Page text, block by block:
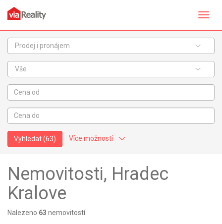
Prodej i pronájem
Vše
Vyhledat(63) Více možností
Nemovitosti, Hradec
Kralove
Nalezeno 63 nemovitostí.